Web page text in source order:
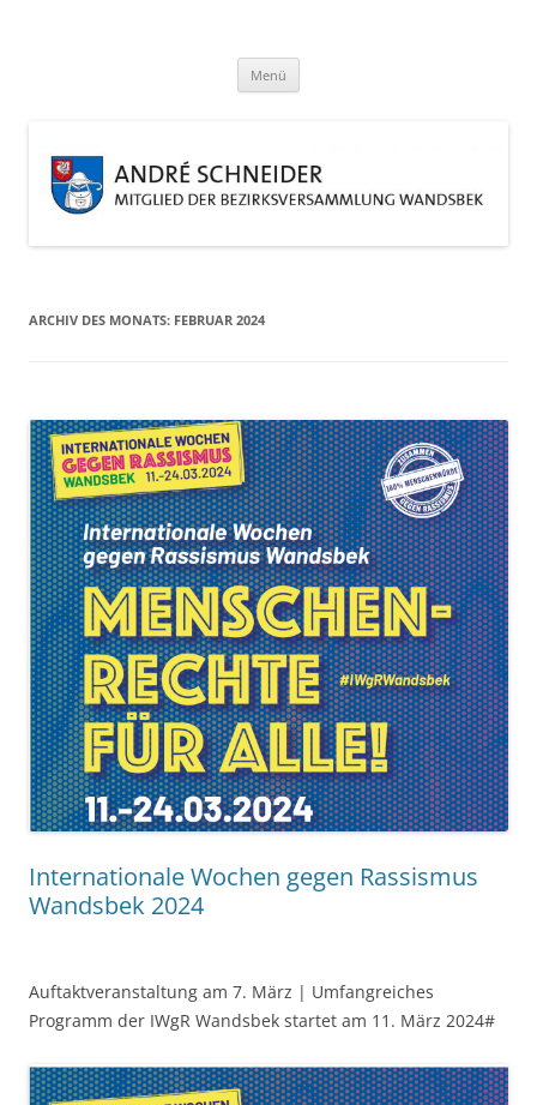
Menü
ARCHIV DES MONATS: FEBRUAR 2024
Internationale Wochen gegen Rassismus
Wandsbek 2024
Auftaktveranstaltung am 7. März | Umfangreiches
Programm der IWgR Wandsbek startet am 11. März 2024#